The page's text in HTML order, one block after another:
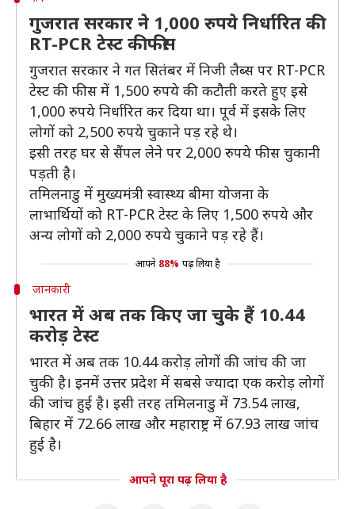
गुजरात सरकार ने 1,000 रुपये निर्धारित की
RT-PCR टेस्ट की फीस
गुजरात सरकार ने गत सितंबर में निजी लैब्स पर RT-PCR
टेस्ट की फीस में 1,500 रुपये की कटौती करते हुए इसे
1,000 रुपये निर्धारित कर दिया था। पूर्व में इसके लिए
लोगों को 2,500 रुपये चुकाने पड़ रहे थे।
इसी तरह घर से सैंपल लेने पर 2,000 रुपये फीस चुकानी
पड़ती है।
तमिलनाडु में मुख्यमंत्री स्वास्थ्य बीमा योजना के
लाभार्थियों को RT-PCR टेस्ट के लिए 1,500 रुपये और
अन्य लोगों को 2,000 रुपये चुकाने पड़ रहे हैं।
आपने 88% पढ़ लिया है
जानकारी
भारत में अब तक किए जा चुके हैं 10.44
करोड़ टेस्ट
भारत में अब तक 10.44 करोड़ लोगों की जांच की जा
चुकी है। इनमें उत्तर प्रदेश में सबसे ज्यादा एक करोड़ लोगों
की जांच हुई है। इसी तरह तमिलनाडु में 73.54 लाख,
बिहार में 72.66 लाख और महाराष्ट्र में 67.93 लाख जांच
हुई है।
आपने पूरा पढ़ लिया है